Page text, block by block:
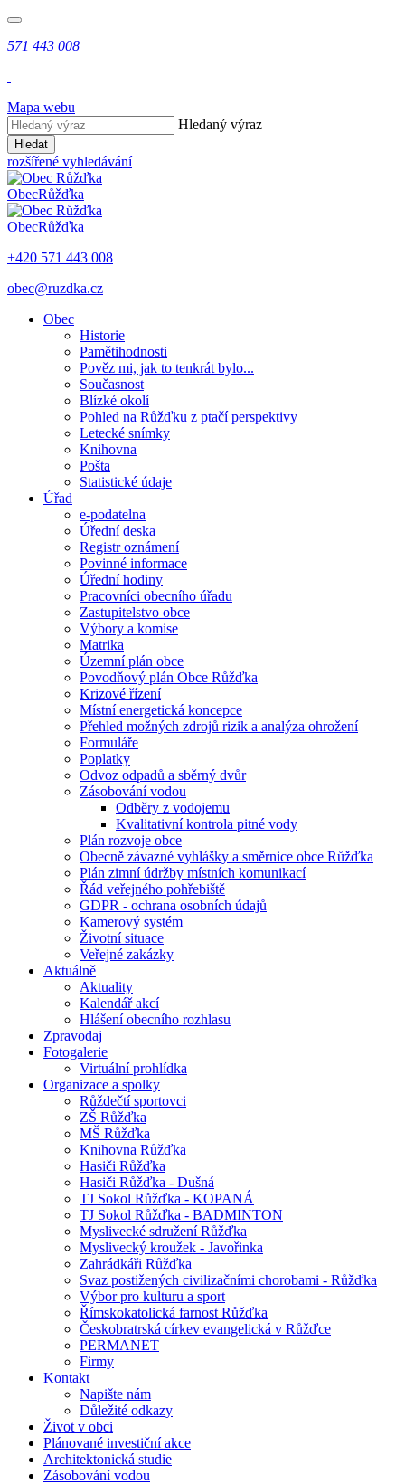
571 443 008
Mapa webu
Hledaný výraz
Hledat
rozšířené vyhledávání
ObecRůžďka
ObecRůžďka
+420 571 443 008
obec@ruzdka.cz
Obec
Historie
Pamětihodnosti
Pověz mi, jak to tenkrát bylo...
Současnost
Blízké okolí
Pohled na Růžďku z ptačí perspektivy
Letecké snímky
Knihovna
Pošta
Statistické údaje
Úřad
e-podatelna
Úřední deska
Registr oznámení
Povinné informace
Úřední hodiny
Pracovníci obecního úřadu
Zastupitelstvo obce
Výbory a komise
Matrika
Územní plán obce
Povodňový plán Obce Růžďka
Krizové řízení
Místní energetická koncepce
Přehled možných zdrojů rizik a analýza ohrožení
Formuláře
Poplatky
Odvoz odpadů a sběrný dvůr
Zásobování vodou
Odběry z vodojemu
Kvalitativní kontrola pitné vody
Plán rozvoje obce
Obecně závazné vyhlášky a směrnice obce Růžďka
Plán zimní údržby místních komunikací
Řád veřejného pohřebiště
GDPR - ochrana osobních údajů
Kamerový systém
Životní situace
Veřejné zakázky
Aktuálně
Aktuality
Kalendář akcí
Hlášení obecního rozhlasu
Zpravodaj
Fotogalerie
Virtuální prohlídka
Organizace a spolky
Růždečtí sportovci
ZŠ Růžďka
MŠ Růžďka
Knihovna Růžďka
Hasiči Růžďka
Hasiči Růžďka - Dušná
TJ Sokol Růžďka - KOPANÁ
TJ Sokol Růžďka - BADMINTON
Myslivecké sdružení Růžďka
Myslivecký kroužek - Javořinka
Zahrádkáři Růžďka
Svaz postižených civilizačními chorobami - Růžďka
Výbor pro kulturu a sport
Římskokatolická farnost Růžďka
Českobratrská církev evangelická v Růžďce
PERMANET
Firmy
Kontakt
Napište nám
Důležité odkazy
Život v obci
Plánované investiční akce
Architektonická studie
Zásobování vodou